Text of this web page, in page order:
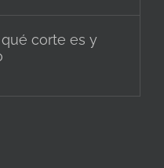
corte es y